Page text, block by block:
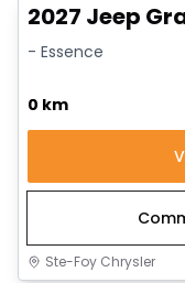
2027 Jeep
- Essence
0 km
Ste-Foy Chrysler